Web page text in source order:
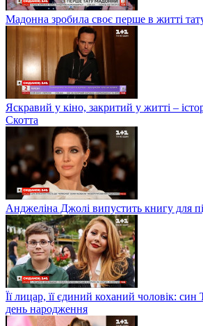
Мадонна зробила своє перше в житті
Яскравий у кіно, закритий у житті –
Скотта
Анджеліна Джолі випустить книгу для
Її лицар, її єдиний коханий чоловік: син
день народження